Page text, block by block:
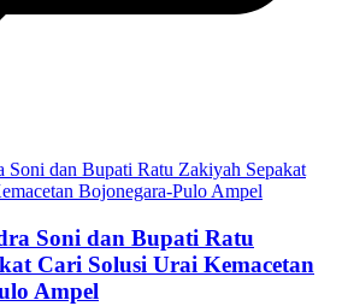
Soni dan Bupati Ratu
Cari Solusi Urai Kemacetan
Ampel